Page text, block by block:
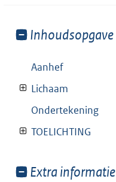
Toon
van:
Inhoudsopgave
Aanhef
Lichaam
Ondertekening
TOELICHTING
Toon
Extra informatie